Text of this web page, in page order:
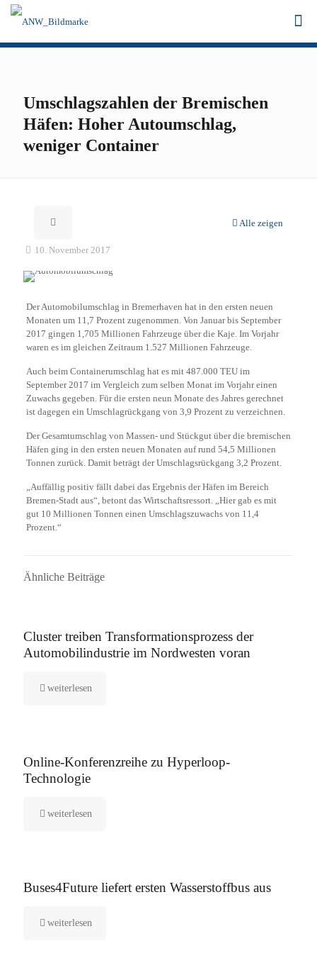
Umschlagszahlen der Bremischen
Häfen: Hoher Autoumschlag,
weniger Container
Alle zeigen
10. November 2017
Der Automobilumschlag in Bremerhaven hat in den ersten neuen
Monaten um 11,7 Prozent zugenommen. Von Januar bis September
2017 gingen 1,705 Millionen Fahrzeuge über die Kaje. Im Vorjahr
waren es im gleichen Zeitraum 1.527 Millionen Fahrzeuge.
Auch beim Containerumschlag hat es mit 487.000 TEU im
September 2017 im Vergleich zum selben Monat im Vorjahr einen
Zuwachs gegeben. Für die ersten neun Monate des Jahres gerechnet
ist dagegen ein Umschlagrückgang von 3,9 Prozent zu verzeichnen.
Der Gesamtumschlag von Massen- und Stückgut über die bremischen
Häfen ging in den ersten neuen Monaten auf rund 54,5 Millionen
Tonnen zurück. Damit beträgt der Umschlagsrückgang 3,2 Prozent.
„Auffällig positiv fällt dabei das Ergebnis der Häfen im Bereich
Bremen-Stadt aus“, betont das Wirtschaftsressort. „Hier gab es mit
gut 10 Millionen Tonnen einen Umschlagszuwachs von 11,4
Prozent.“
Ähnliche Beiträge
Cluster treiben Transformationsprozess der
Automobilindustrie im Nordwesten voran
weiterlesen
Online-Konferenzreihe zu Hyperloop-
Technologie
weiterlesen
Buses4Future liefert ersten Wasserstoffbus aus
weiterlesen